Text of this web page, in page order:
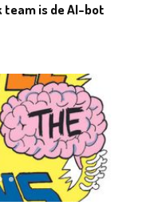
team is de AI-bot